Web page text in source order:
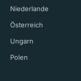
Niederlande
Österreich
Ungarn
Polen